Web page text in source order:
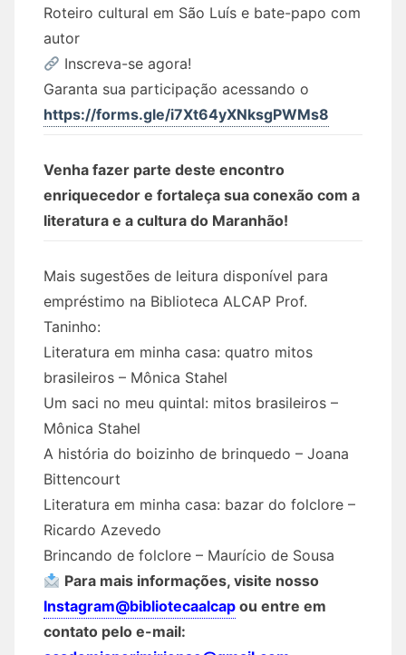
Roteiro cultural em São Luís e bate-papo com
autor
Inscreva-se agora!
Garanta sua participação acessando o
https://forms.gle/i7Xt64yXNksgPWMs8
Venha fazer parte deste encontro
enriquecedor e fortaleça sua conexão com a
literatura e a cultura do Maranhão!
Mais sugestões de leitura disponível para
empréstimo na Biblioteca ALCAP Prof.
Taninho:
Literatura em minha casa: quatro mitos
brasileiros – Mônica Stahel
Um saci no meu quintal: mitos brasileiros –
Mônica Stahel
A história do boizinho de brinquedo – Joana
Bittencourt
Literatura em minha casa: bazar do folclore –
Ricardo Azevedo
Brincando de folclore – Maurício de Sousa
Para mais informações, visite nosso
Instagram@bibliotecaalcap ou entre em
contato pelo e-mail: